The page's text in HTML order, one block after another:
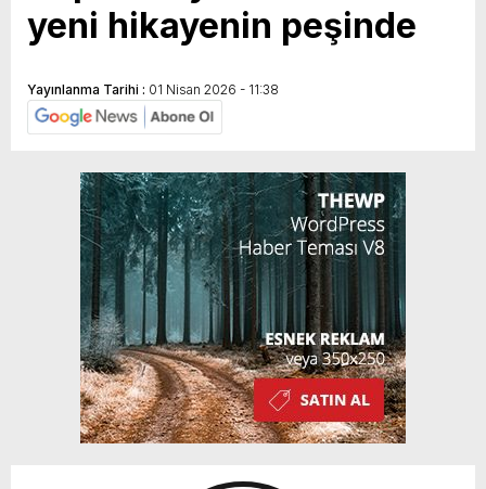
yeni hikayenin peşinde
Yayınlanma Tarihi : 01 Nisan 2026 - 11:38